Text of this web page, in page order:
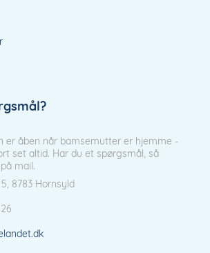
er åben når bamsemutter er hjemme -
set altid. Har du et spørgsmål, så
mail.
8783 Hornsyld